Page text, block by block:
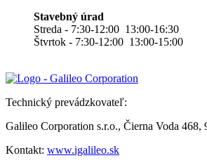
Stavebný úrad
Streda - 7:30-12:00 13:00-16:30
Štvrtok - 7:30-12:00 13:00-15:00
Technický prevádzkovateľ:
Galileo Corporation s.r.o., Čierna Voda 468,
Kontakt: www.igalileo.sk